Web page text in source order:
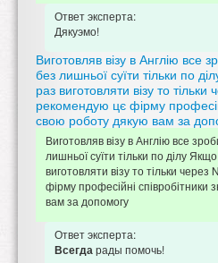
Ответ эксперта:
Дякуэмо!
Виготовляв візу в Англію все
без лишньої суїти тільки по
раз виготовляти візу то
рекомендую цє фірму
свою роботу дякую вам за
Виготовляв візу в Англію все
лишньої суїти тільки по ділу
виготовляти візу то тільки
фірму професійні
вам за допомогу
Ответ эксперта:
Всегдарады помочь!